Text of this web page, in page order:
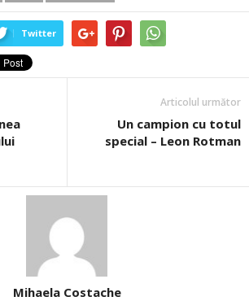
Twitter
Articolul următor
Un campion cu totul
special – Leon Rotman
Mihaela Costache